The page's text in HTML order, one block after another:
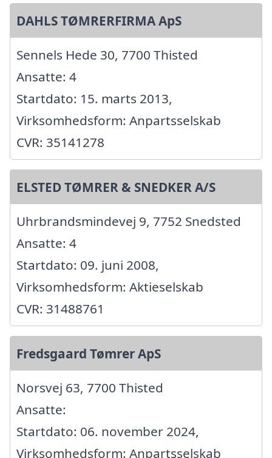
DAHLS TØMRERFIRMA ApS
Sennels Hede 30, 7700 Thisted
Ansatte: 4
Startdato: 15. marts 2013,
Virksomhedsform: Anpartsselskab
CVR: 35141278
ELSTED TØMRER & SNEDKER A/S
Uhrbrandsmindevej 9, 7752 Snedsted
Ansatte: 4
Startdato: 09. juni 2008,
Virksomhedsform: Aktieselskab
CVR: 31488761
Fredsgaard Tømrer ApS
Norsvej 63, 7700 Thisted
Ansatte:
Startdato: 06. november 2024,
Virksomhedsform: Anpartsselskab